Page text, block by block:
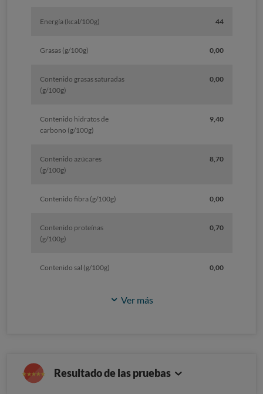
Energía (kcal/100g) 44
Grasas (g/100g) 0,00
Contenido grasas saturadas
(g/100g)
0,00
Contenido hidratos de
carbono (g/100g)
9,40
Contenido azúcares
(g/100g)
8,70
Contenido fibra (g/100g) 0,00
Contenido proteínas
(g/100g)
0,70
Contenido sal (g/100g) 0,00
Ver más
Resultado de las pruebas